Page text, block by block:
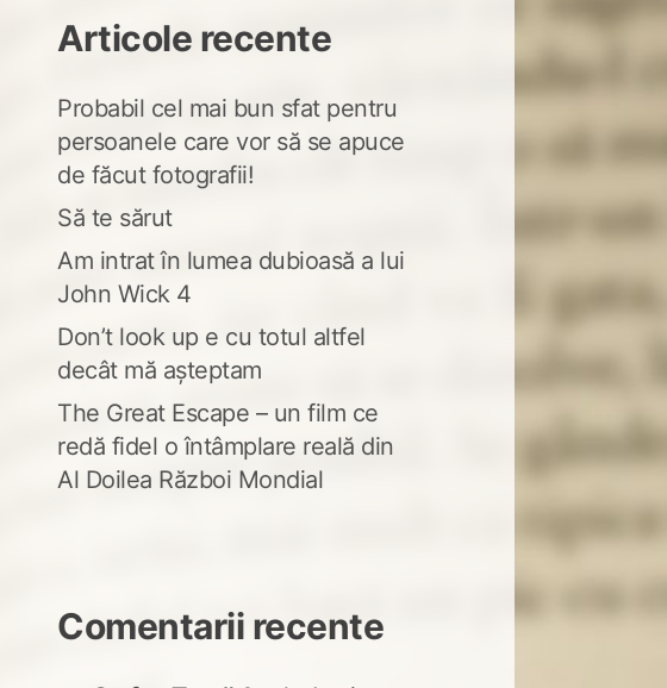
Articole recente
Probabil cel mai bun sfat pentru
persoanele care vor să se apuce
de făcut fotografii!
Să te sărut
Am intrat în lumea dubioasă a lui
John Wick 4
Don’t look up e cu totul altfel
decât mă așteptam
The Great Escape – un film ce
redă fidel o întâmplare reală din
Al Doilea Război Mondial
Comentarii recente